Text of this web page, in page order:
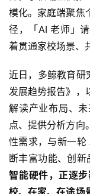
模化。家庭端聚焦
径，「AI 老师」
着贯通家校场景、
近日，多鲸教育
发展趋势报告》，
解读产业布局、
点、提供分析方向
性需求，与新一
断丰富功能、创新
智能硬件，正逐